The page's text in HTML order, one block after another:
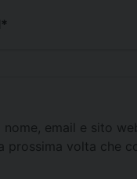
*
nome, email e sito
prossima volta che